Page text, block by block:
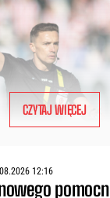
CZYTAJ WIĘCEJ
12:16